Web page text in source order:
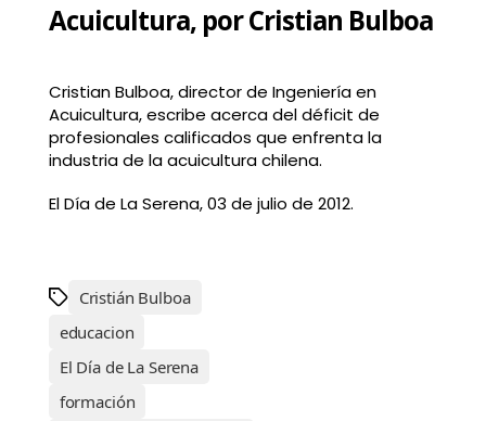
Acuicultura, por Cristian Bulboa
Cristian Bulboa, director de Ingeniería en
Acuicultura, escribe acerca del déficit de
profesionales calificados que enfrenta la
industria de la acuicultura chilena.
El Día de La Serena, 03 de julio de 2012.
Cristián Bulboa
educacion
El Día de La Serena
formación